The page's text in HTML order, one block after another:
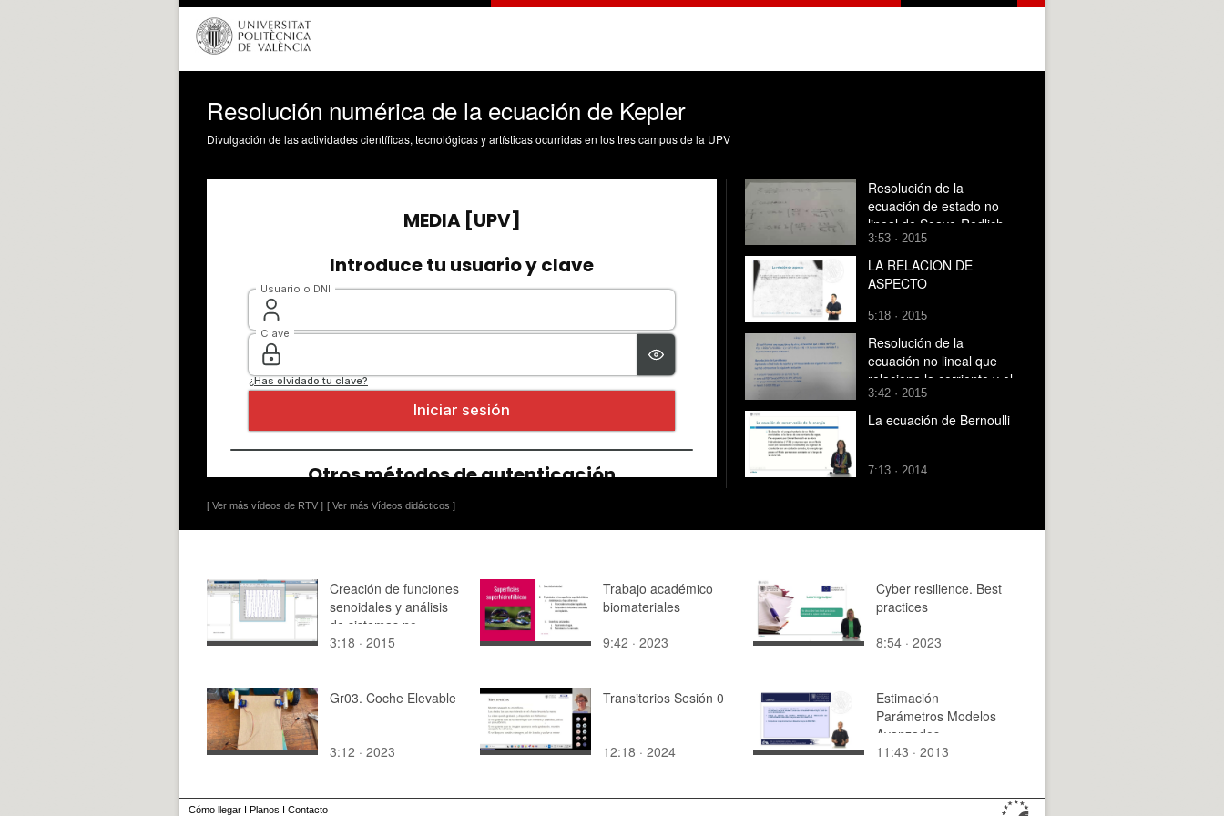
Resolución numérica de la ecuación de Kepler
Divulgación de las actividades científicas, tecnológicas y artísticas ocurridas en los tres campus de la UPV
[ Ver más vídeos de RTV ] [ Ver más Vídeos didácticos ]
Resolución de la
ecuación de estado no
lineal de Soave-Redlich-
Kwong
3:53 · 2015
LA RELACION DE
ASPECTO
5:18 · 2015
Resolución de la
ecuación no lineal que
relaciona la corriente y el
voltaje en un diodo.
3:42 · 2015
La ecuación de Bernoulli
7:13 · 2014
Creación de funciones
senoidales y análisis
de sistemas no-
lineales con Matlab
3:18 · 2015
Trabajo académico
biomateriales
9:42 · 2023
Cyber resilience. Best
practices
8:54 · 2023
Gr03. Coche Elevable
3:12 · 2023
Transitorios Sesión 0
12:18 · 2024
Estimación
Parámetros Modelos
Avanzados
Viscoelasticidad
11:43 · 2013
Cómo llegar I Planos I Contacto